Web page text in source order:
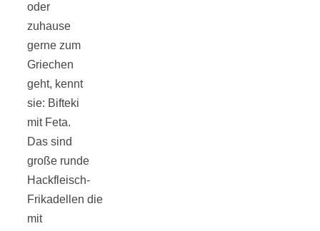
oder
zuhause
gerne zum
Griechen
geht, kennt
sie: Bifteki
mit Feta.
Das sind
große runde
Hackfleisch-
Frikadellen die
mit